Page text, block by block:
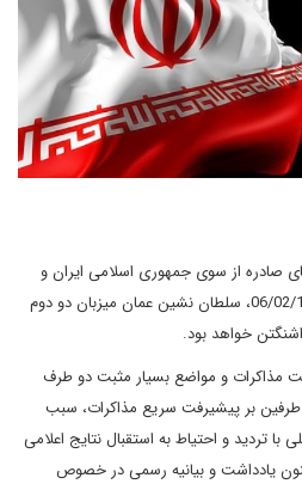
صادره از سوی جمهوری اسلامی ایران و
ایالات متحده، روز شنبه مورخ 06/02/1404، سلطان نشین عمان میزبان دو دوم
خواهد بود.
مذاکرات و مواضع بسیار مثبت دو طرف
بر پیشیرفت سریع مذاکرات، سبب
تردید و احتیاط به استقبال نتایج اعلامی
یادداشت و بیانیه رسمی در خصوص